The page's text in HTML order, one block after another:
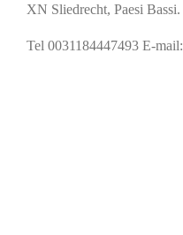
XN Sliedrecht, Paesi Bassi.
Tel 0031184447493 E-mail: